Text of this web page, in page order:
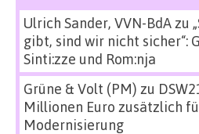
Ulrich Sander, VVN-BdAzu
gibt, sind wir nicht sicher“:
Sinti:zze und Rom:nja
Grüne & Volt (PM) zu
Millionen Euro zusätzlich
Modernisierung